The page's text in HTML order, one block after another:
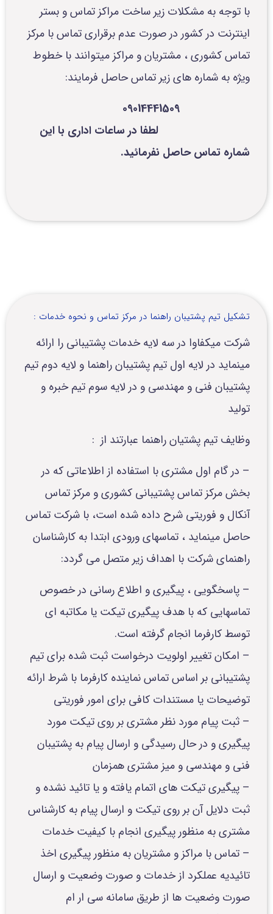
با توجه به مشکلات زیر ساخت مراکز تماس و بستر
اینترنت در کشور در صورت عدم برقراری تماس با مرکز
تماس کشوری ، مشتریان و مراکز میتوانند با خطوط
ویژه به شماره های زیر تماس حاصل فرمایند:
لطفا در ساعات اداری با این
شماره تماس حاصل نفرمائید.
تشکیل تیم پشتیبان راهنما در مرکز تماس و نحوه خدمات :
شرکت میکفاوا در سه لایه خدمات پشتیبانی را ارائه
مینماید در لایه اول تیم پشتیبان راهنما و لایه دوم تیم
پشتیبان فنی و مهندسی و در لایه سوم تیم خبره و
تولید
وظایف تیم پشتیان راهنما عبارتند از :
– در گام اول مشتری با استفاده از اطلاعاتی که در
بخش مرکز تماس پشتیبانی کشوری و مرکز تماس
آنکال و فوریتی شرح داده شده است، با شرکت تماس
حاصل مینماید ، تماسهای ورودی ابتدا به کارشناسان
راهنمای شرکت با اهداف زیر متصل می گردد:
– پاسخگویی ، پیگیری و اطلاع رسانی در خصوص
تماسهایی که با هدف پیگیری تیکت یا مکاتبه ای
توسط کارفرما انجام گرفته است.
– امکان تغییر اولویت درخواست ثبت شده برای تیم
پشتیبانی بر اساس تماس نماینده کارفرما با شرط ارائه
توضیحات یا مستندات کافی برای امور فوریتی
– ثبت پیام مورد نظر مشتری بر روی تیکت مورد
پیگیری و در حال رسیدگی و ارسال پیام به پشتیبان
فنی و مهندسی و میز مشتری همزمان
– پیگیری تیکت های اتمام یافته و یا تائید نشده و
ثبت دلایل آن بر روی تیکت و ارسال پیام به کارشناس
مشتری به منظور پیگیری انجام با کیفیت خدمات
– تماس با مراکز و مشتریان به منظور پیگیری اخذ
تائیدیه عملکرد از خدمات و صورت وضعیت و ارسال
صورت وضعیت ها از طریق سامانه سی ار ام